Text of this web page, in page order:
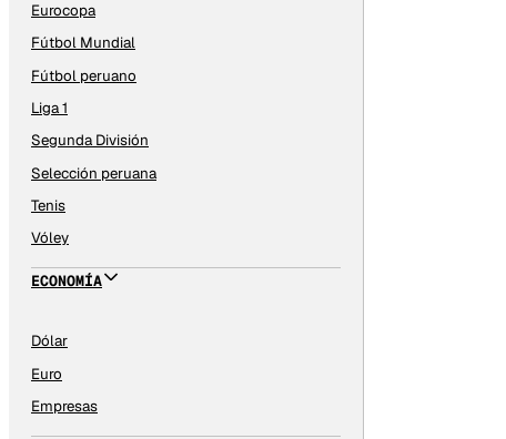
Eurocopa
Fútbol Mundial
Fútbol peruano
Liga 1
Segunda División
Selección peruana
Tenis
Vóley
ECONOMÍA
Dólar
Euro
Empresas